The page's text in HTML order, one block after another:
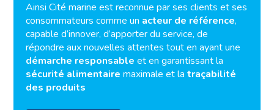
Ainsi Cité marine est reconnue par ses clients et ses
consommateurs comme un acteur de référence,
capable d’innover, d’apporter du service, de
répondre aux nouvelles attentes tout en ayant une
démarche responsable et en garantissant la
sécurité alimentaire maximale et latraçabilité
des produits